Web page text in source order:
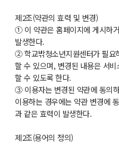
제2조(약관의 효력 및 변경)
① 이 약관은 홈페이지에 게시하
발생한다.
② 학교밖청소년지원센터가 필요
할 수 있으며, 변경된 내용은 서
할 수 있도록 한다.
③ 이용자는 변경된 약관에 동의
이용하는 경우에는 약관 변경에
과 같은 효력이 발생한다.
제2조(용어의 정의)